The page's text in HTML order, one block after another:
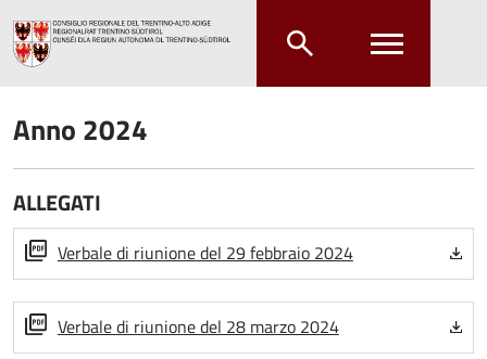
Anno 2024
ALLEGATI
Verbale di riunione del 29 febbraio 2024
Verbale di riunione del 28 marzo 2024